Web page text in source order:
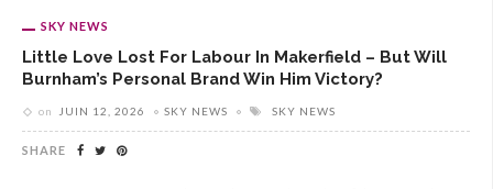
SKY NEWS
Little Love Lost For Labour In Makerfield – But Will
Burnham’s Personal Brand Win Him Victory?
on JUIN 12, 2026 SKY NEWS SKY NEWS
SHARE